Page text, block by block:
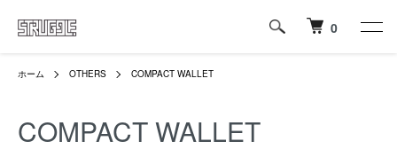
0
ホーム OTHERS COMPACT WALLET
COMPACT WALLET